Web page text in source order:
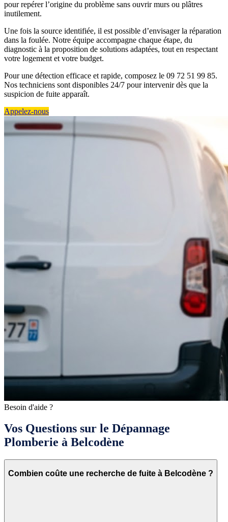
pour repérer l’origine du problème sans ouvrir murs ou plâtres
inutilement.
Une fois la source identifiée, il est possible d’envisager la réparation
dans la foulée. Notre équipe accompagne chaque étape, du
diagnostic à la proposition de solutions adaptées, tout en respectant
votre logement et votre budget.
Pour une détection efficace et rapide, composez le 09 72 51 99 85.
Nos techniciens sont disponibles 24/7 pour intervenir dès que la
suspicion de fuite apparaît.
Appelez-nous
Besoin d'aide ?
Vos Questions sur le Dépannage
Plomberie à Belcodène
Combien coûte une recherche de fuite à Belcodène ?